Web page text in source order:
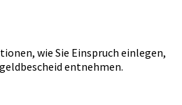
wie Sie Einspruch einlegen,
entnehmen.